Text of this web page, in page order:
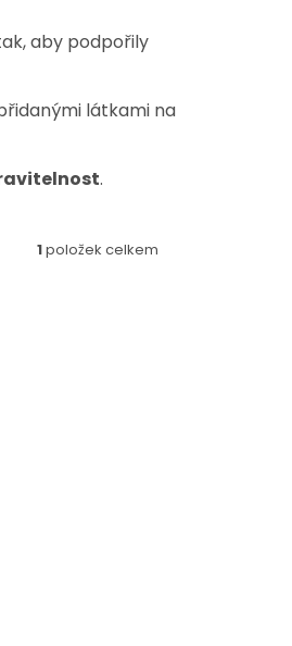
aby podpořily
látkami na
.
1položek celkem